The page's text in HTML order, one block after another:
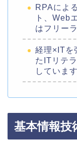
RPAによ
ト、Web
はフリー
経理×ITを
たITリテ
しています
基本情報技